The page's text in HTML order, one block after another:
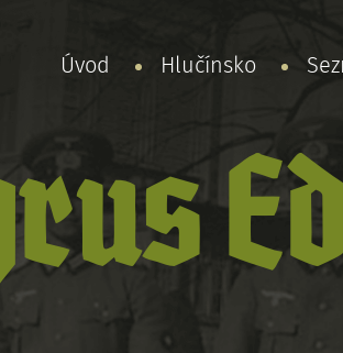
Úvod Hlučínsko